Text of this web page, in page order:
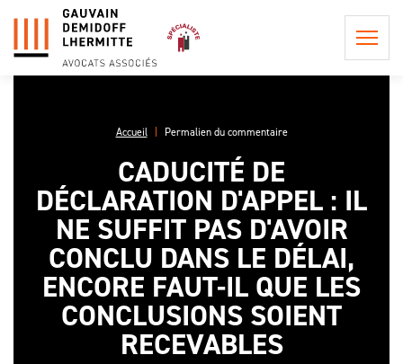
Accueil Permalien du commentaire
CADUCITÉ DE
DÉCLARATION D'APPEL : IL
NE SUFFIT PAS D'AVOIR
CONCLU DANS LE DÉLAI,
ENCORE FAUT-IL QUE LES
CONCLUSIONS SOIENT
RECEVABLES
SOMMES-
NOUS ?
PHILOSOPHIE
DU CABINET
POSTULATION ET
REPRÉSENTATION
CONSEIL EN
PROCÉDURE
INFORMATION
PRÉCONTRACTUELLE
LES HONORAIRES DE
POSTULATION ET DE
PROCÉDURES